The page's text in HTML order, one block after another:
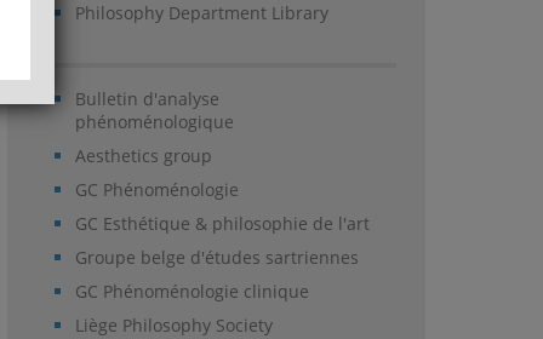
Philosophy Department Library
Bulletin d'analyse
phénoménologique
Aesthetics group
GC Phénoménologie
GC Esthétique & philosophie de l'art
Groupe belge d'études sartriennes
GC Phénoménologie clinique
Liège Philosophy Society